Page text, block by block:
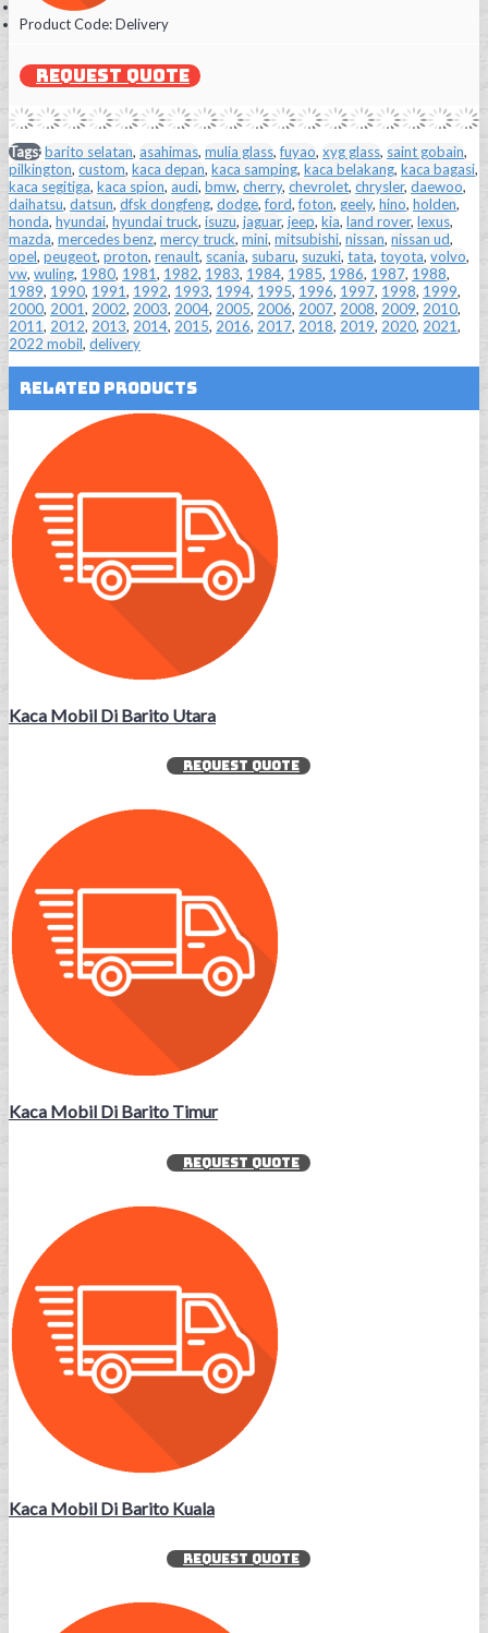
Product Code:Delivery
REQUEST QUOTE
Tags:barito selatan, asahimas, mulia glass,fuyao, xyg glass, saint gobain,
pilkington, custom, kaca depan, kaca samping, kaca belakang, kaca bagasi,
kaca segitiga, kaca spion, audi, bmw, cherry, chevrolet, chrysler, daewoo,
daihatsu, datsun, dfsk dongfeng, dodge,ford,foton, geely, hino, holden,
honda, hyundai, hyundai truck, isuzu, jaguar, jeep, kia, land rover, lexus,
mazda, mercedes benz, mercy truck, mini, mitsubishi, nissan, nissan ud,
opel, peugeot, proton, renault, scania, subaru, suzuki, tata, toyota, volvo,
vw, wuling, 1980, 1981, 1982, 1983, 1984, 1985, 1986, 1987, 1988,
1989, 1990, 1991, 1992, 1993, 1994, 1995, 1996, 1997, 1998, 1999,
2000, 2001, 2002, 2003, 2004, 2005, 2006, 2007, 2008, 2009, 2010,
2011, 2012, 2013, 2014, 2015, 2016, 2017, 2018, 2019, 2020, 2021,
2022 mobil, delivery
Related Products
Kaca Mobil Di Barito Utara
REQUEST QUOTE
Kaca Mobil Di Barito Timur
REQUEST QUOTE
Kaca Mobil Di Barito Kuala
REQUEST QUOTE